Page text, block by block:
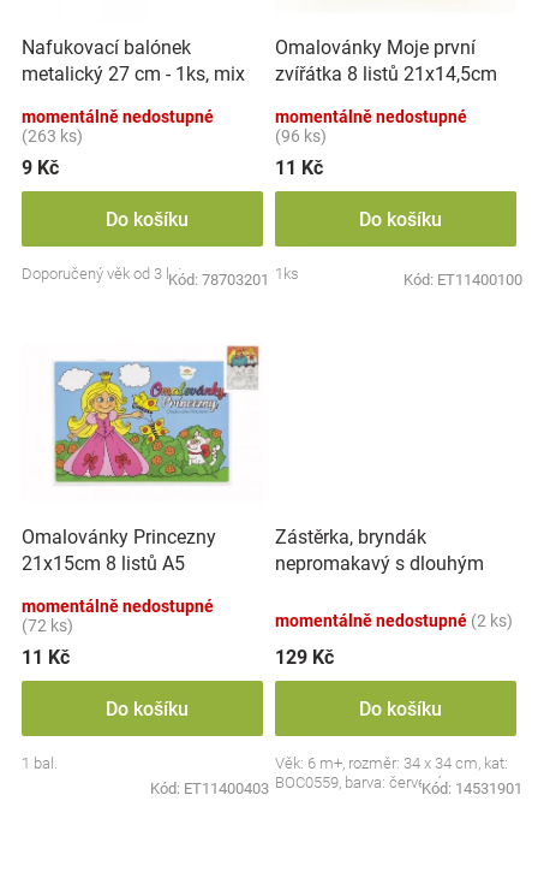
Hračkářství
ůo
d
u
k
ů
Nafukovací balónek
metalický 27 cm - 1ks, mix
momentálně nedostupné
(263 ks)
9 Kč
Do košíku
Doporučený věk od 3 letKód: 78703201
Omalovánky Moje první
zvířátka 8 listů 21x14,5cm
momentálně nedostupné
(96 ks)
11 Kč
Do košíku
1ks Kód: ET11400100
Omalovánky Princezny
21x15cm 8 listů A5
momentálně nedostupné
(72 ks)
11 Kč
Do košíku
1 bal.
Kód: ET11400403
Zástěrka, bryndák
nepromakavý s dlouhým
momentálně nedostupné (2 ks)
129 Kč
Do košíku
Věk: 6 m+, rozměr: 34 x 34 cm, kat:
BOC0559, barva: červená
Kód: 14531901